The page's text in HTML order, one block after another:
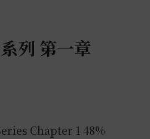
列 第一章
Chapter 1 48%